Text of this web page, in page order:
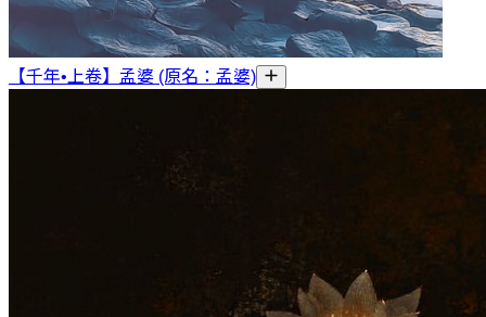
【千年•上卷】孟婆 (原名：孟婆)